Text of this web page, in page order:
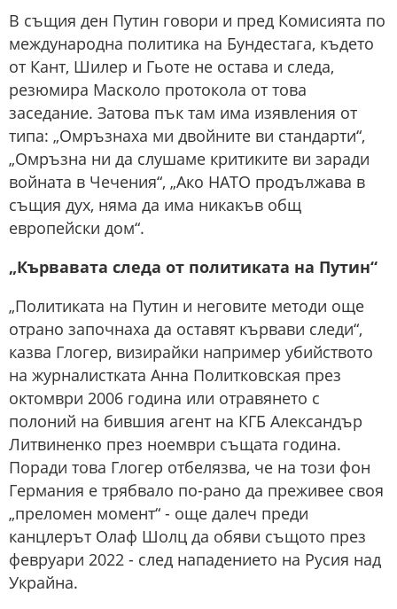
В същия ден Путин говори и пред Комисията по
международна политика на Бундестага, където
от Кант, Шилер и Гьоте не остава и следа,
резюмира Масколо протокола от това
заседание. Затова пък там има изявления от
типа: „Омръзнаха ми двойните ви стандарти“,
„Омръзна ни да слушаме критиките ви заради
войната в Чечения“, „Ако НАТО продължава в
същия дух, няма да има никакъв общ
европейски дом“.
„Кървавата следа от политиката на Путин“
„Политиката на Путин и неговите методи още
отрано започнаха да оставят кървави следи“,
казва Глогер, визирайки например убийството
на журналистката Анна Политковская през
октомври 2006 година или отравянето с
полоний на бившия агент на КГБ Александър
Литвиненко през ноември същата година.
Поради това Глогер отбелязва, че на този фон
Германия е трябвало по-рано да преживее своя
„преломен момент“ - още далеч преди
канцлерът Олаф Шолц да обяви същото през
февруари 2022 - след нападението на Русия над
Украйна.